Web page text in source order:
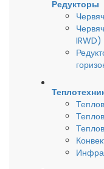
Редукторы
IRWD)